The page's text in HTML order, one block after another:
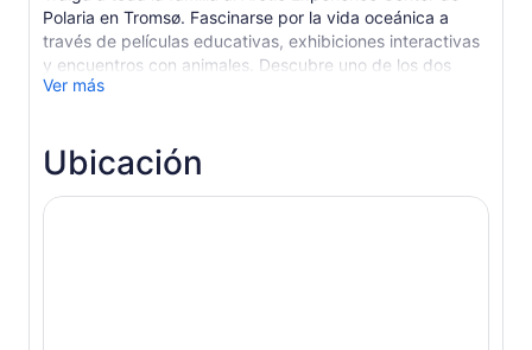
Polaria en Tromsø. Fascinarse por la vida oceánica a
través de películas educativas, exhibiciones interactivas
y encuentros con animales. Descubre uno de los dos
lugares de Europa donde puedes ver de cerca las focas
Camina hacia Polaria para descubrir la vida única en el
Océano Ártico. Concéntrese en una variedad de peces y
crustáceos de la región, así como dos focas barbudas y
tres focas de puerto, y sea testigo en vivo de las
Ver más
Ubicación